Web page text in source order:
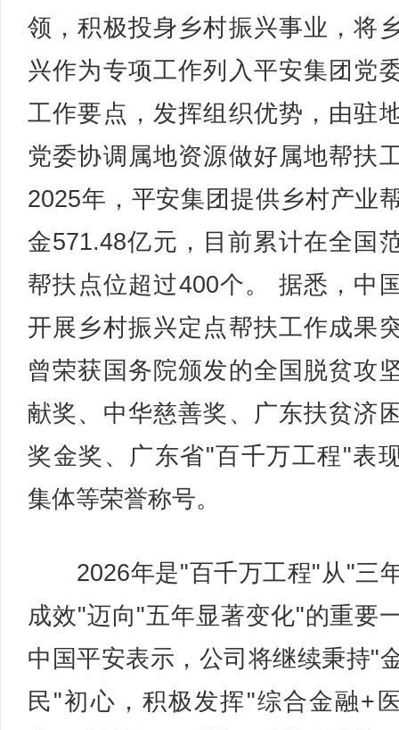
领，积极投身乡村振兴事业，将
兴作为专项工作列入平安集团党
工作要点，发挥组织优势，由驻
党委协调属地资源做好属地帮扶
2025年，平安集团提供乡村产业
金571.48亿元，目前累计在全国
帮扶点位超过400个。 据悉，中
开展乡村振兴定点帮扶工作成果
曾荣获国务院颁发的全国脱贫攻
献奖、中华慈善奖、广东扶贫济
奖金奖、广东省"百千万工程"表
集体等荣誉称号。
2026年是"百千万工程"从"三
成效"迈向"五年显著变化"的重要
中国平安表示，公司将继续秉持"
民"初心，积极发挥"综合金融+